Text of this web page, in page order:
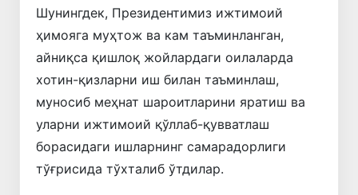
Шунингдек, Президентимиз ижтимоий
ҳимояга муҳтож ва кам таъминланган,
айниқса қишлоқ жойлардаги оилаларда
хотин-қизларни иш билан таъминлаш,
муносиб меҳнат шароитларини яратиш ва
уларни ижтимоий қўллаб-қувватлаш
борасидаги ишларнинг самарадорлиги
тўғрисида тўхталиб ўтдилар.